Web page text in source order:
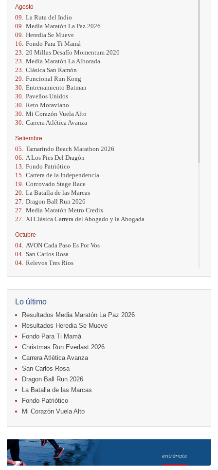
Agosto
09. La Ruta del Indio
09. Media Maratón La Paz 2026
09. Heredia Se Mueve
16. Fondo Para Ti Mamá
23. 20 Millas Desafío Momentum 2026
23. Media Maratón La Alborada
23. Clásica San Ramón
29. Funcional Run Kong
30. Entrenamiento Batman
30. Paveños Unidos
30. Reto Moraviano
30. Mi Corazón Vuela Alto
30. Carrera Atlética Avanza
Setiembre
05. Tamarindo Beach Marathon 2026
06.
A Los Pies Del Dragón
13. Fondo Patriótico
15. Carrera de la Independencia
19. Corcovado Stage Race
20. La Batalla de las Marcas
27. Dragon Ball Run 2026
27. Media Maratón Metro Credix
27.
XI Clásica Carrera del Abogado y la Abogada
Octubre
04. AVON Cada Paso Es Por Vos
04. San Carlos Rosa
04. Relevos Tres Ríos
17. Caribe Paradise Run
18.
Casa Turire Trail Run
18. Warriors Run Circuit
18. Samsung Jacó Beach Half Marathon 2026
25. KRun by Under Armour
25.
Run Alajuela
Noviembre
08. Lindora Run
15. Entre Pan y Rosas
Diciembre
06. Trail Vulcania 2026
12. Media Maratón Puntarenas 2026
Lo último
Resultados Media Maratón La Paz 2026
Resultados Heredia Se Mueve
Fondo Para Ti Mamá
Christmas Run Everlast 2026
Carrera Atlética Avanza
San Carlos Rosa
Dragon Ball Run 2026
La Batalla de las Marcas
Fondo Patriótico
Mi Corazón Vuela Alto